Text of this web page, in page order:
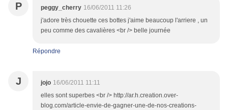
P peggy_cherry 16/06/2011 11:26
j'adore très chouette ces bottes j'aime beaucoup l'arriere , un
peu comme des cavalières <br /> belle journée
Répondre
J jojo 16/06/2011 11:11
elles sont superbes <br /> http://ar.h.creation.over-
blog.com/article-envie-de-gagner-une-de-nos-creations-